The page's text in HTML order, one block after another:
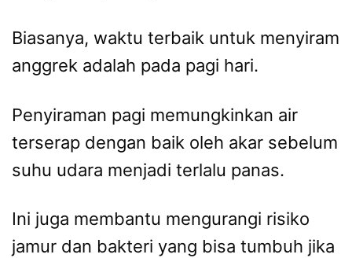
Biasanya, waktu terbaik untuk menyiram
anggrek adalah pada pagi hari.
Penyiraman pagi memungkinkan air
terserap dengan baik oleh akar sebelum
suhu udara menjadi terlalu panas.
Ini juga membantu mengurangi risiko
jamur dan bakteri yang bisa tumbuh jika